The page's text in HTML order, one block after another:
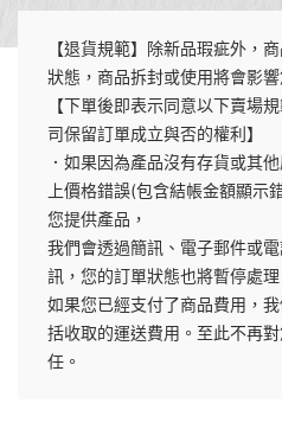
【退貨規範】除新品瑕疵外，
狀態，商品拆封或使用將會影
【下單後即表示同意以下賣場
司保留訂單成立與否的權利】
．如果因為產品沒有存貨或其
上價格錯誤(包含結帳金額顯示
您提供產品，
我們會透過簡訊、電子郵件或
訊，您的訂單狀態也將暫停處理
如果您已經支付了商品費用，
括收取的運送費用。至此不再
任。